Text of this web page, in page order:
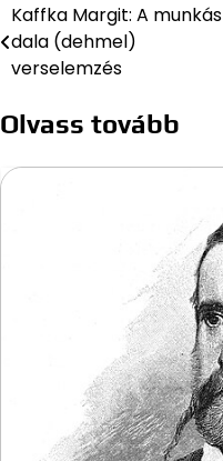
Bejegyzés
navigáció
Kaffka Margit: A munkás
dala (dehmel)
verselemzés
Olvass tovább